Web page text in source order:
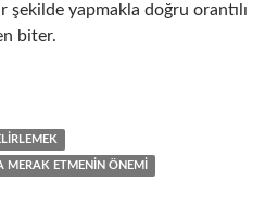
şekilde yapmakla doğru orantılı
biter.
yapan
MERAK ETMENIN ÖNEMI